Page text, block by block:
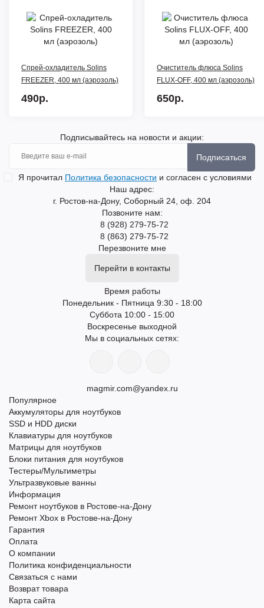
Спрей-охладитель Solins
FREEZER, 400 мл (аэрозоль)
490р.
Очиститель флюса Solins
FLUX-OFF, 400 мл (аэрозоль)
650р.
Подписывайтесь на новости и акции:
Подписаться
Я прочитал Политика безопасности и согласен с условиями
Наш адрес:
г. Ростов-на-Дону, Соборный 24, оф. 204
Позвоните нам:
8 (928) 279-75-72
8 (863) 279-75-72
Перезвоните мне
Перейти в контакты
Время работы
Понедельник - Пятница 9:30 - 18:00
Суббота 10:00 - 15:00
Воскресенье выходной
Мы в социальных сетях:
magmir.com@yandex.ru
Популярное
Аккумуляторы для ноутбуков
SSD и HDD диски
Клавиатуры для ноутбуков
Матрицы для ноутбуков
Блоки питания для ноутбуков
Тестеры/Мультиметры
Ультразвуковые ванны
Информация
Ремонт ноутбуков в Ростове-на-Дону
Ремонт Xbox в Ростове-на-Дону
Гарантия
Оплата
О компании
Политика конфиденциальности
Связаться с нами
Возврат товара
Карта сайта